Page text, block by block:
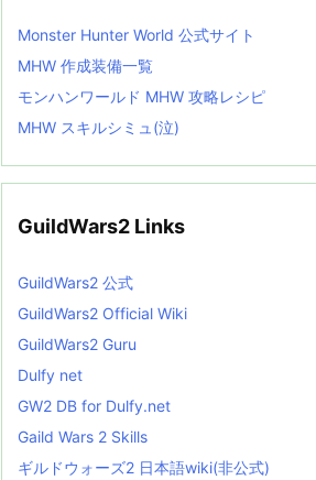
Monster Hunter World 公式サイト
MHW 作成装備一覧
モンハンワールド MHW 攻略レシピ
MHW スキルシミュ(泣)
GuildWars2 Links
GuildWars2 公式
GuildWars2 Official Wiki
GuildWars2 Guru
Dulfy net
GW2 DB for Dulfy.net
Gaild Wars 2 Skills
ギルドウォーズ2 日本語wiki(非公式)